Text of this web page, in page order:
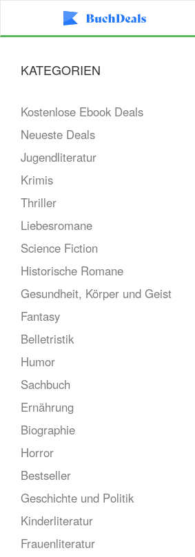
KATEGORIEN
Kostenlose Ebook Deals
Neueste Deals
Jugendliteratur
Krimis
Thriller
Liebesromane
Science Fiction
Historische Romane
Gesundheit, Körper und Geist
Fantasy
Belletristik
Humor
Sachbuch
Ernährung
Biographie
Horror
Bestseller
Geschichte und Politik
Kinderliteratur
Frauenliteratur